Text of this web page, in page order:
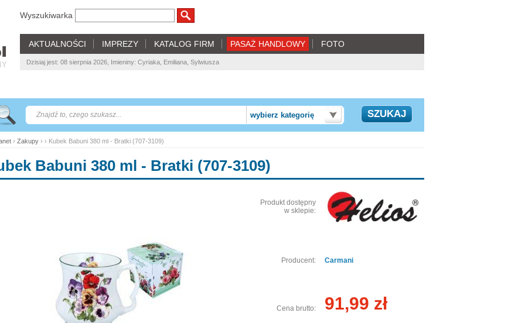
Wyszukiwarka
AKTUALNOŚCI IMPREZY KATALOG FIRM PASAŻ HANDLOWY FOTO
Dzisiaj jest: 08 sierpnia 2026, Imieniny: Cyriaka, Emiliana, Sylwiusza
wybierz kategorię
› Zakupy › › Kubek Babuni 380 ml - Bratki (707-3109)
Babuni 380 ml - Bratki (707-3109)
Produkt dostępny
w sklepie:
Producent: Carmani
Cena brutto: 91,99 zł